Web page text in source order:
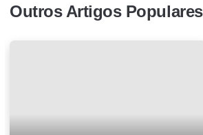
Outros Artigos